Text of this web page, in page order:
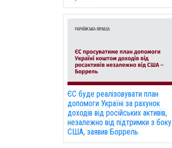
ЄС буде реалізовувати план
допомоги Україні за рахунок
доходів від російських активів,
незалежно від підтримки з боку
США, заявив Боррель.